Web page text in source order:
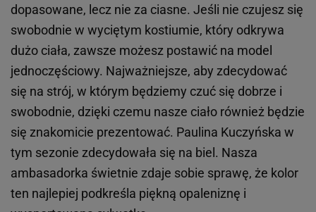
dopasowane, lecz nie za ciasne. Jeśli nie czujesz się
swobodnie w wyciętym kostiumie, który odkrywa
dużo ciała, zawsze możesz postawić na model
jednoczęściowy. Najważniejsze, aby zdecydować
się na strój, w którym będziemy czuć się dobrze i
swobodnie, dzięki czemu nasze ciało również będzie
się znakomicie prezentować. Paulina Kuczyńska w
tym sezonie zdecydowała się na biel. Nasza
ambasadorka świetnie zdaje sobie sprawę, że kolor
ten najlepiej podkreśla piękną opaleniznę i